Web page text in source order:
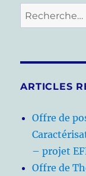
Recherche
pour :
ARTICLES
Offre de
– projet
Offre de